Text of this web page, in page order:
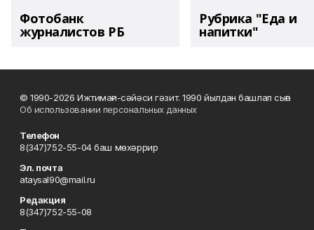
Фотобанк
журналистов РБ
Рубрика "Еда и
напитки"
© 1990-2026 Ижтимағи-сәйәси гәзит. 1990 йылдан башлап сыға
Об использовании персональных данных
Телефон
8(347)752-55-04 баш мөхәррир
Эл. почта
ataysal90@mail.ru
Редакция
8(347)752-55-08